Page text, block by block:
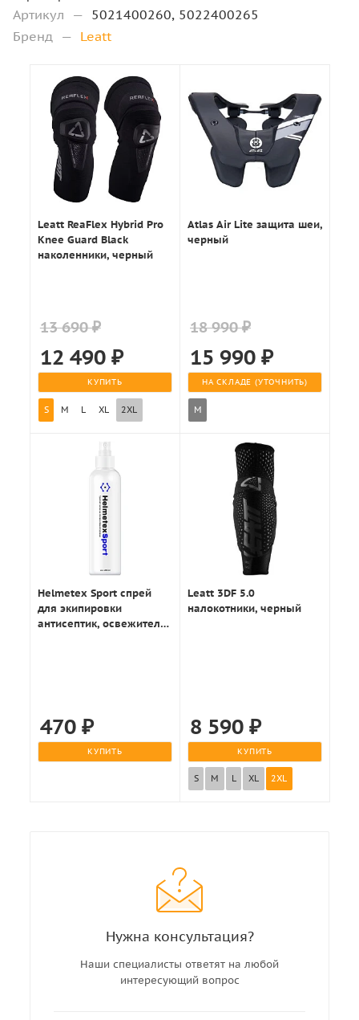
Артикул — 5021400260, 5022400265
Бренд
— Leatt
Leatt ReaFlex Hybrid Pro
Knee Guard Black
наколенники, черный
13 690 ₽
12 490₽
КУПИТЬ
S M L XL 2XL
Atlas Air Lite защита шеи,
черный
18 990 ₽
15 990 ₽
НА СКЛАДЕ (УТОЧНИТЬ)
M
Helmetex Sport спрей
для экипировки
антисептик, освежитель
470₽
КУПИТЬ
Leatt 3DF 5.0
налокотники, черный
8 590 ₽
КУПИТЬ
S M L XL 2XL
Нужна консультация?
Наши специалисты ответят на любой
интересующий вопрос